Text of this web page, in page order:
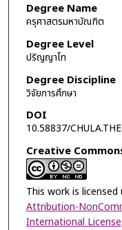
Degree Name
ครุศาสตรมหาบัณฑิต
Degree Level
ปริญญาโท
Degree Discipline
วิจัยการศึกษา
DOI
10.58837/
Creative
This work is licensed
Attribution-
International License.